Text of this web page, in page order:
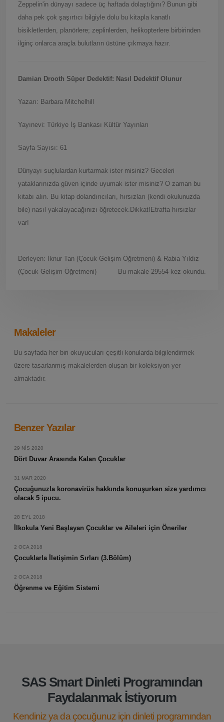
Zeppelin'in dünyayı sadece üç haftada dolaştığını? Bunun gibi
daha pek çok şaşırtıcı bilgiyle dolu bu kitapla kanatlı
bisikletlerden, planörlere; zeplinlerden, helikopterlere birbirinden
ilginç onlarca araçla bulutların üstüne çıkmaya hazır.
Damian Drooth Süper Dedektif: Nasıl Dedektif Olunur
Yazarı: Barbara Mitchelhill
Yayınevi: Türkiye İş Bankası Kültür Yayınları
Sayfa Sayısı: 61
Dünyayı suçlulardan kurtarmak ister misiniz? Geceleri
yataklarınızda güven içinde uyumak ister misiniz? O zaman bu
kitabı alın. Bu kitap dolandırıcıları, hırsızları (kendi okulunuzda
bile) nasıl yakalayacağınızı öğretecek.Dikkat!Etrafta hırsızlar
var!
Derleyen: İknur Tan (Çocuk Gelişim Öğretmeni) & Rabia Yıldız
(Çocuk Gelişim Öğretmeni)
Bu makale 29554 kez okundu.
Makaleler
Bu sayfada her biri okuyucuları çeşitli konularda bilgilendirmek
üzere tasarlanmış makalelerden oluşan bir koleksiyon yer
almaktadır.
Benzer Yazılar
29 NIS 2020
Dört Duvar Arasında Kalan Çocuklar
31 MAR 2020
Çocuğunuzla koronavirüs hakkında konuşurken size yardımcı
olacak 5 ipucu.
28 EYL 2018
İlkokula Yeni Başlayan Çocuklar ve Aileleri için Öneriler
2 OCA 2018
Çocuklarla İletişimin Sırları (3.Bölüm)
2 OCA 2018
Öğrenme ve Eğitim Sistemi
SAS Smart Dinleti Programından
Faydalanmak İstiyorum
Kendiniz ya da çocuğunuz için dinleti programından